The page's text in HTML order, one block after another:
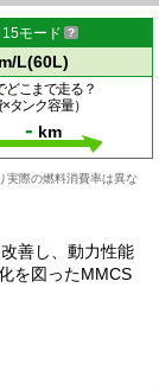
モード
L(60L)
どこまで走る？
×タンク容量）
- km
実際の燃料消費率は異な
善し、動力性能
を図ったMMCS